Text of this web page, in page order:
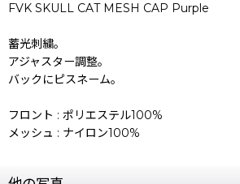
FVK SKULL CAT MESH CAP Purple
蓄光刺繍。
アジャスター調整。
バックにピスネーム。
フロント : ポリエステル100%
メッシュ : ナイロン100%